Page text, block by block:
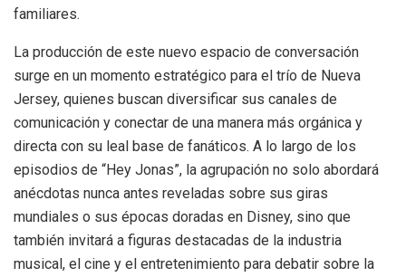
familiares.
La producción de este nuevo espacio de conversación
surge en un momento estratégico para el trío de Nueva
Jersey, quienes buscan diversificar sus canales de
comunicación y conectar de una manera más orgánica y
directa con su leal base de fanáticos. A lo largo de los
episodios de “Hey Jonas”, la agrupación no solo abordará
anécdotas nunca antes reveladas sobre sus giras
mundiales o sus épocas doradas en Disney, sino que
también invitará a figuras destacadas de la industria
musical, el cine y el entretenimiento para debatir sobre la